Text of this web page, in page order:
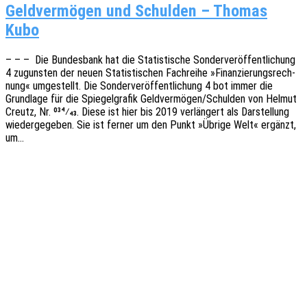
Geldvermögen und Schulden – Thomas
Kubo
– – – Die Bundes­bank hat die Statis­ti­sche Sonder­ver­öf­fent­li­chung
4 zuguns­ten der neuen Statis­ti­schen Fach­rei­he »Finan­zie­rungs­rech­
nung« umge­stellt. Die Sonder­ver­öf­fent­li­chung 4 bot immer die
Grund­la­ge für die Spie­gel­gra­fik Geldvermögen/Schulden von Helmut
Creutz, Nr. 034⁄43. Diese ist hier bis 2019 verlän­gert als Darstel­lung
wieder­ge­ge­ben. Sie ist ferner um den Punkt »Übrige Welt« ergänzt,
um…